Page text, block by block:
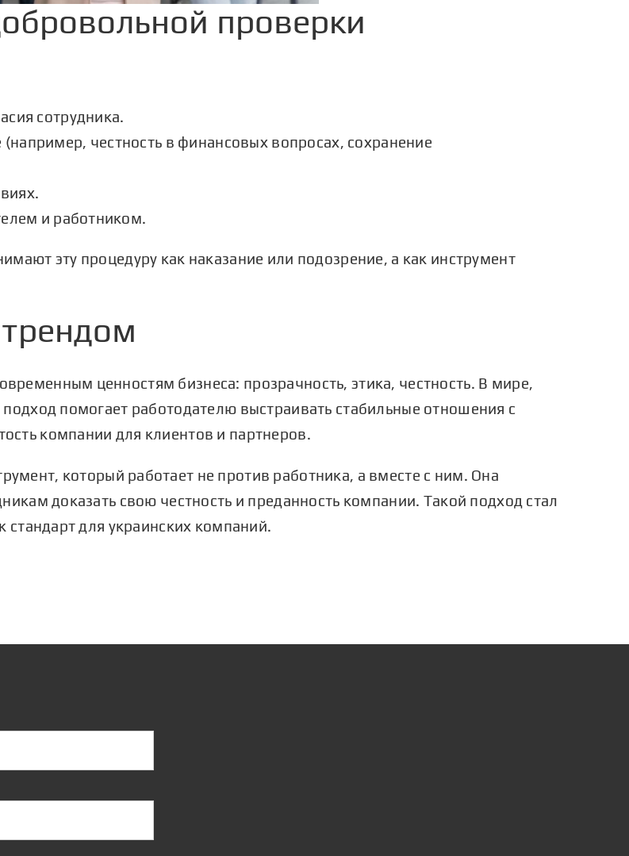
проверки
сотрудника.
честность в финансовых вопросах, сохранение
и работником.
эту процедуру как наказание или подозрение, а как инструмент
ценностям бизнеса: прозрачность, этика, честность. В мире,
помогает работодателю выстраивать стабильные отношения с
компании для клиентов и партнеров.
который работает не против работника, а вместе с ним. Она
доказать свою честность и преданность компании. Такой подход стал
для украинских компаний.